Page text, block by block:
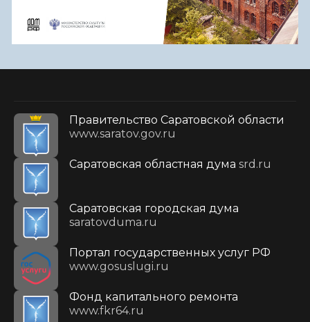
Правительство Саратовской области
www.saratov.gov.ru
Саратовская областная дума srd.ru
Саратовская городская дума
saratovduma.ru
Портал государственных услуг РФ
www.gosuslugi.ru
Фонд капитального ремонта
www.fkr64.ru